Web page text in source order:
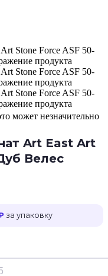
может незначительно
Art East Art
Велес
за упаковку